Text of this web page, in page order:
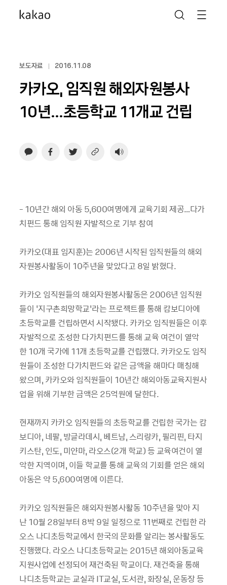
보도자료 2016.11.08
카카오, 임직원 해외자원봉사
10년…초등학교 11개교 건립
- 10년간 해외 아동 5,600여명에게 교육기회 제공…다가
치펀드 통해 임직원 자발적으로 기부 참여
카카오(대표 임지훈)는 2006년 시작된 임직원들의 해외
자원봉사활동이 10주년을 맞았다고 8일 밝혔다.
카카오 임직원들의 해외자원봉사활동은 2006년 임직원
들이 ‘지구촌희망학교’라는 프로젝트를 통해 캄보디아에
초등학교를 건립하면서 시작됐다. 카카오 임직원들은 이후
자발적으로 조성한 다가치펀드를 통해 교육 여건이 열악
한10개 국가에 11개 초등학교를 건립했다. 카카오도 임직
원들이 조성한 다가치펀드와 같은 금액을 해마다 매칭해
왔으며, 카카오와 임직원들이 10년간 해외아동교육지원사
업을 위해 기부한 금액은 25억원에 달한다.
현재까지 카카오 임직원들의 초등학교를 건립한 국가는 캄
보디아, 네팔, 방글라데시, 베트남,스리랑카, 필리핀, 타지
키스탄, 인도, 미얀마, 라오스(2개 학교)등 교육여건이 열
악한 지역이며, 이들 학교를 통해 교육의 기회를 얻은 해외
아동은 약5,600여명에 이른다.
카카오 임직원들은 해외자원봉사활동 10주년을 맞아 지
난10월 28일부터 8박 9일 일정으로 11번째로 건립한 라
오스 나디초등학교에서 한국의 문화를 알리는 봉사활동도
진행했다. 라오스 나디초등학교는 2015년 해외아동교육
지원사업에 선정되어 재건축된 학교이다.재건축을 통해
나디초등학교는 교실과IT교실,도서관,화장실,운동장 등